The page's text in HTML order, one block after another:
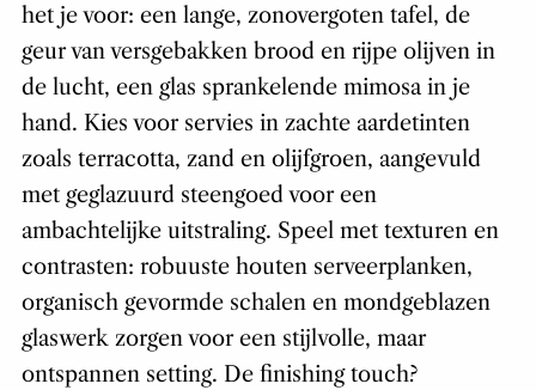
het je voor: een lange, zonovergoten tafel, de
geur van versgebakken brood en rijpe olijven in
de lucht, een glas sprankelende mimosa in je
hand. Kies voor servies in zachte aardetinten
zoals terracotta, zand en olijfgroen, aangevuld
met geglazuurd steengoed voor een
ambachtelijke uitstraling. Speel met texturen en
contrasten: robuuste houten serveerplanken,
organisch gevormde schalen en mondgeblazen
glaswerk zorgen voor een stijlvolle, maar
ontspannen setting. De finishing touch?